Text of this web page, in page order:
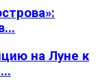
на Луне к